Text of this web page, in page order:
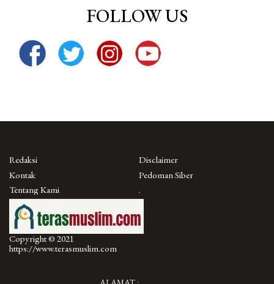
FOLLOW US
Redaksi
Kontak
Tentang Kami
Disclaimer
Pedoman Siber
.
Copyright © 2021
https://www.terasmuslim.com